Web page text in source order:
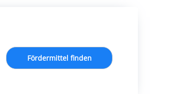
Fördermittel finden